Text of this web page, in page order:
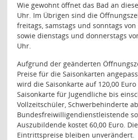
Wie gewohnt öffnet das Bad an
Uhr. Im Übrigen sind die
freitags, samstags und sonntags
sowie dienstags und donnerstags
Uhr.
Aufgrund der geänderten
Preise für die Saisonkarten
wird die Saisonkarte auf 120,00
Saisonkarte für Jugendliche bis
Vollzeitschüler, Schwerbehinderte
Bundesfreiwilligendienstleistende
Auszubildende kostet 60,00 Euro.
Eintrittspreise bleiben unverändert.